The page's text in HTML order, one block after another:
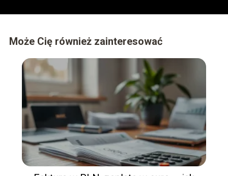
Może Cię również zainteresować